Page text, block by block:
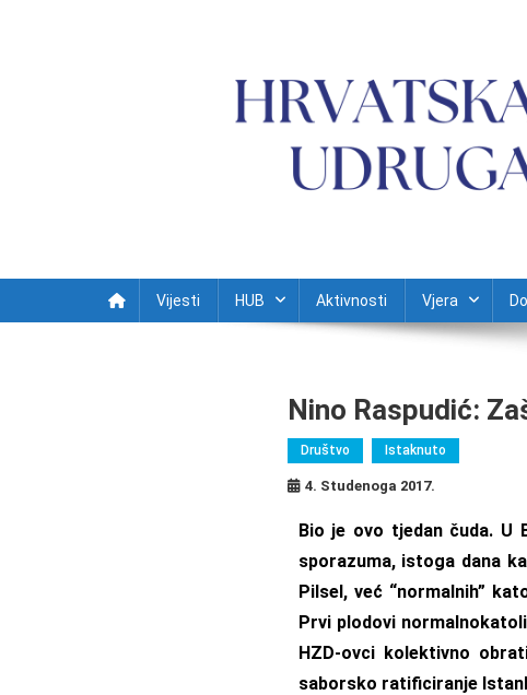
Vijesti HUB Aktivnosti Vjera
Nino Raspudić:
Društvo Istaknuto
4. Studenoga 2017.
Bio je ovo tjedan čuda. U
sporazuma, istoga dana
Pilsel, već “normalnih”
Prvi plodovi
HZD-ovci kolektivno
saborsko ratificiranje